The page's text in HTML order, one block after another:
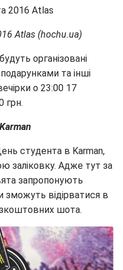
Atlas (hochu.ua)
організовані
та інші
о 23:00 17
грн.
студента в Karman,
заліковку. Адже тут за
запропонують
зможуть відірватися в
шота.